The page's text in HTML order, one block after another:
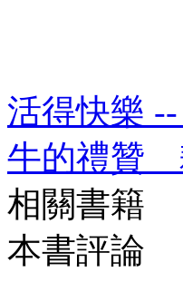
活得快樂
牛的禮贊
相關書籍
本書評論